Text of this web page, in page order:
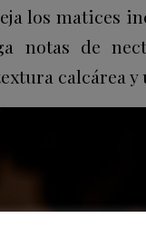
los matices
notas de
calcárea